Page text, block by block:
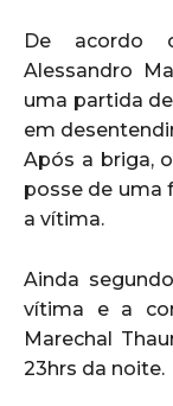
De acordo
Alessandro
uma partida
em
Após a briga,
posse de uma
a vítima.
Ainda
vítima e a
Marechal
23hrs da noite.